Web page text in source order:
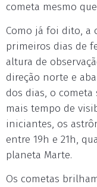
cometa mesmo
Como já foi dito, a
primeiros dias de
altura de
direção norte e
dos dias, o
mais tempo de
iniciantes, os
entre 19h e 21h,
planeta Marte.
Os cometas